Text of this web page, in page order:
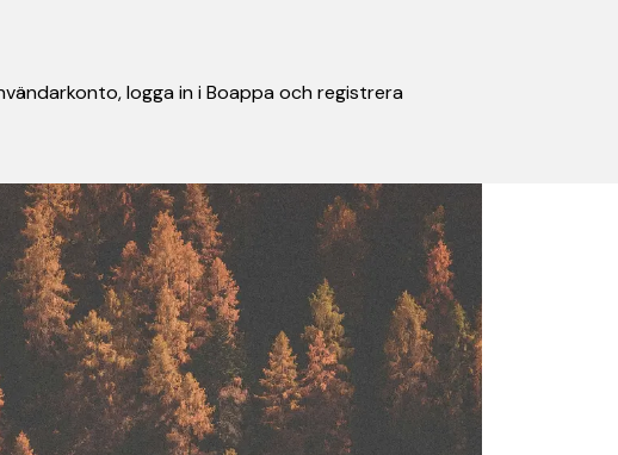
logga in i Boappa och registrera